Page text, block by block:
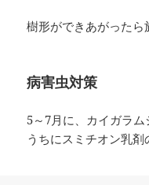
樹形ができあがったら
病害虫対策
5～7月に、カイガラ
うちにスミチオン乳剤